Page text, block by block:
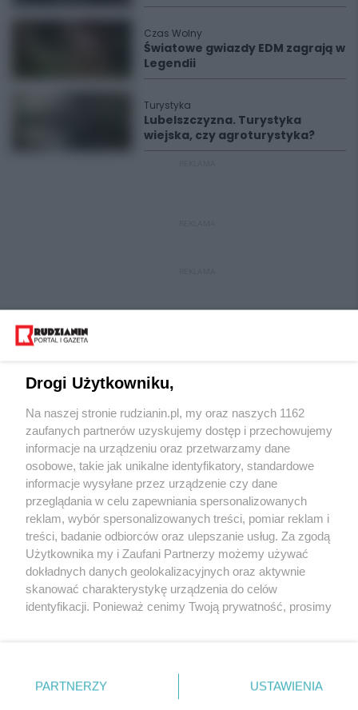
Czas Wolny
Światowe gwiazdy EDM zagrają w
Legendii
Turystyka
Lubelszczyzna. Turystyka
wiejska, czy agroturystyka?
Wydawca mediów lokalnych
Nie zapomnij
zapoznać się z:
polityką prywatności regulamin korzystania z portali
Twojemiasto
Piekary Śląskie
Chorzów
Tarnowskie Góry
Gliwice
Skontakuj sięz nami
Kontakt
Wydawca
Redakcja
Drogi Użytkowniku,
Na naszej stronie rudzianin.pl, my oraz naszych 1162
zaufanych partnerów uzyskujemy dostęp i przechowujemy
informacje na urządzeniu oraz przetwarzamy dane
osobowe, takie jak unikalne identyfikatory, standardowe
informacje wysyłane przez urządzenie czy dane
przeglądania w celu zapewniania spersonalizowanych
reklam, wybór spersonalizowanych treści, pomiar reklam i
treści, badanie odbiorców oraz ulepszanie usług. Za zgodą
Użytkownika my i Zaufani Partnerzy możemy używać
dokładnych danych geolokalizacyjnych oraz aktywnie
skanować charakterystykę urządzenia do celów
identyfikacji. Ponieważ cenimy Twoją prywatność, prosimy
prywatności znajdujący się w lewym dolnym rogu strony
. Niektóre rodzaje przetwarzania danych nie wymagają
PARTNERZY USTAWIENIA